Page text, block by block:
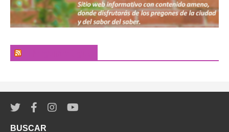
BUSCAR